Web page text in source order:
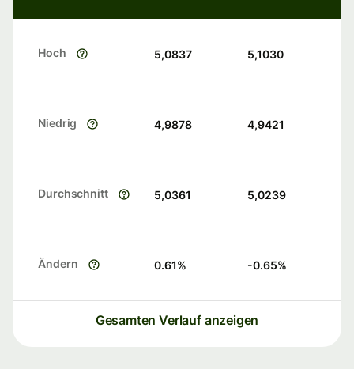
Hoch 5,0837 5,1030
Niedrig 4,9878 4,9421
Durchschnitt 5,0361 5,0239
Ändern 0.61% -0.65%
Gesamten Verlauf anzeigen